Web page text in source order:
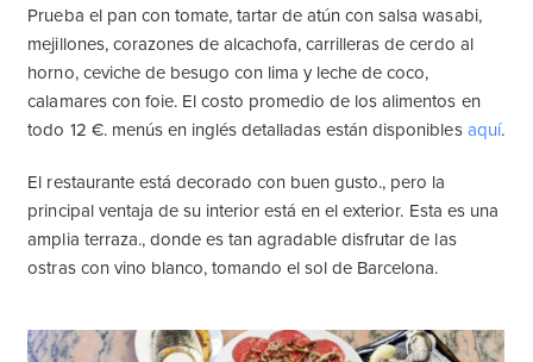
Prueba el pan con tomate, tartar de atún con salsa wasabi,
mejillones, corazones de alcachofa, carrilleras de cerdo al
horno, ceviche de besugo con lima y leche de coco,
calamares con foie. El costo promedio de los alimentos en
todo 12 €. menús en inglés detalladas están disponibles aquí.
El restaurante está decorado con buen gusto., pero la
principal ventaja de su interior está en el exterior. Esta es una
amplia terraza., donde es tan agradable disfrutar de las
ostras con vino blanco, tomando el sol de Barcelona.